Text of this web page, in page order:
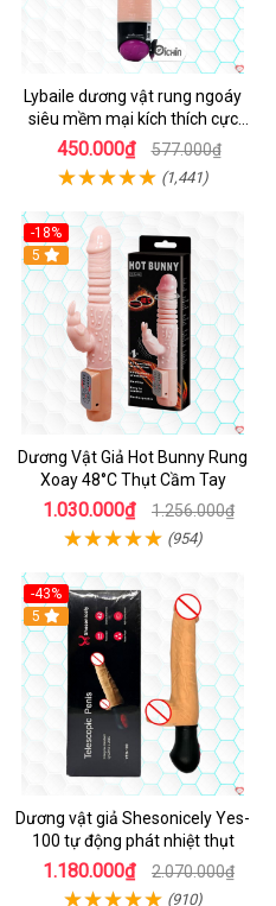
Lybaile dương vật rung ngoáy
siêu mềm mại kích thích cực
mạnh
450.000₫ 577.000₫
(1,441)
-18%
Hot
5
Dương Vật Giả Hot Bunny Rung
Xoay 48°C Thụt Cầm Tay
1.030.000₫ 1.256.000₫
(954)
-43%
5
Dương vật giả Shesonicely Yes-
100 tự động phát nhiệt thụt
1.180.000₫ 2.070.000₫
(910)